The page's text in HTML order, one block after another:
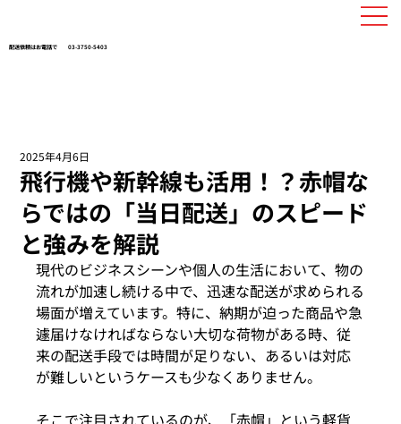
配送依頼はお電話で 03-3750-5403
飛行機や新幹線も活用！？赤帽な
らではの「当日配送」のスピード
と強みを解説
2025年4月6日
現代のビジネスシーンや個人の生活において、物の
流れが加速し続ける中で、迅速な配送が求められる
場面が増えています。特に、納期が迫った商品や急
遽届けなければならない大切な荷物がある時、従
来の配送手段では時間が足りない、あるいは対応
が難しいというケースも少なくありません。
そこで注目されているのが、「赤帽」という軽貨